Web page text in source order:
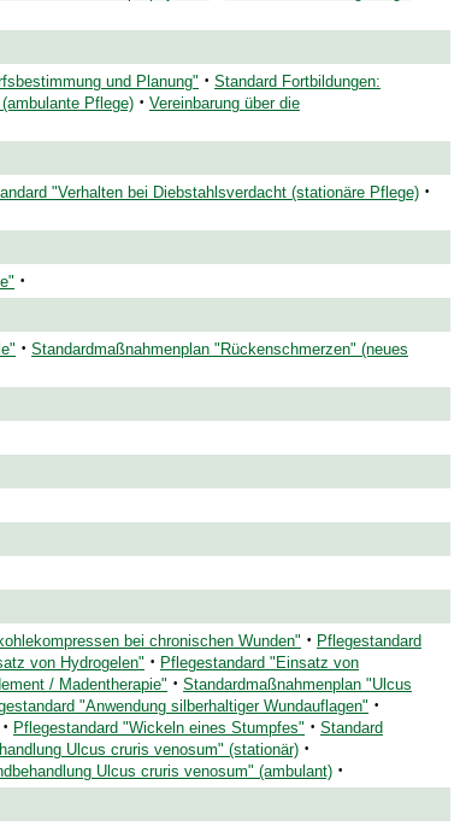
und Planung" · Standard Fortbildungen:
Pflege) · Vereinbarung über die
"Verhalten bei Diebstahlsverdacht (stationäre Pflege) ·
·
· Standardmaßnahmenplan "Rückenschmerzen" (neues
bei chronischen Wunden" · Pflegestandard
von Hydrogelen" · Pflegestandard "Einsatz von
/ Madentherapie" · Standardmaßnahmenplan "Ulcus
"Anwendung silberhaltiger Wundauflagen" ·
· Pflegestandard "Wickeln eines Stumpfes" · Standard
Ulcus cruris venosum" (stationär) ·
Ulcus cruris venosum" (ambulant) ·